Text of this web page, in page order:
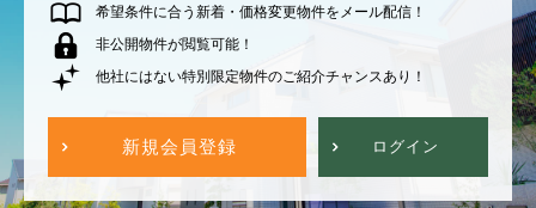
希望条件に合う新着・価格変更物件をメール配信！
非公開物件が閲覧可能！
他社にはない特別限定物件のご紹介チャンスあり！
新規会員登録 ログイン